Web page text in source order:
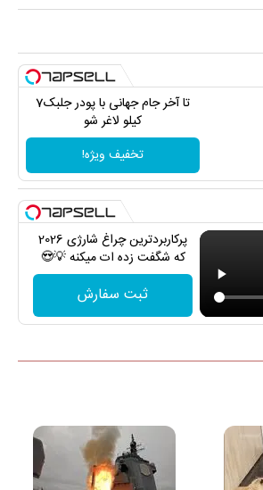
تا آخر جام جهانی با پودر جلبک7
کیلو لاغر شو
تخفیف ویژه!
پرکاربردترین چراغ شارژی 2026
که شگفت زده ات میکنه 💡😍
ثبت سفارش